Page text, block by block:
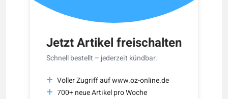
Jetzt Artikel freischalten
Schnell bestellt – jederzeit kündbar.
Voller Zugriff auf www.oz-online.de
700+ neue Artikel pro Woche